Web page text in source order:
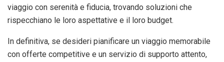
viaggio con serenità e fiducia, trovando soluzioni che
rispecchiano le loro aspettative e il loro budget.
In definitiva, se desideri pianificare un viaggio memorabile
con offerte competitive e un servizio di supporto attento,